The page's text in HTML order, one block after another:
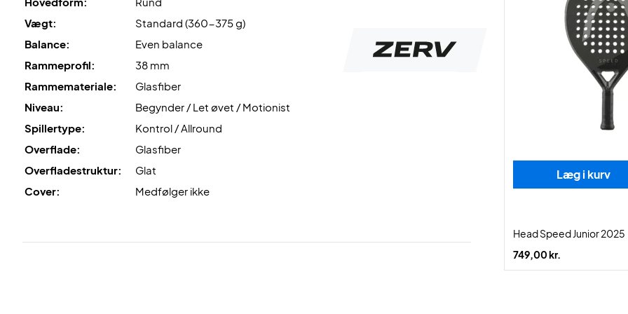
Vægt:
Standard (360-375 g)
Balance:
Even balance
Rammeprofil:
38 mm
Rammemateriale:
Glasfiber
Niveau:
Begynder / Let øvet / Motionist
Spillertype:
Kontrol / Allround
Overflade:
Glasfiber
Overfladestruktur:
Glat
Cover:
Medfølger ikke
Læg i kurv
Head Speed Junior 2025
749,00 kr.